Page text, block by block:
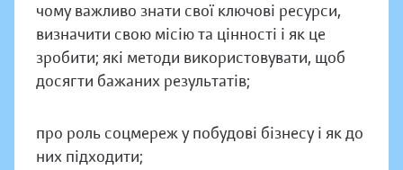
чому важливо знати свої ключові ресурси,
визначити свою місію та цінності і як це
зробити; які методи використовувати, щоб
досягти бажаних результатів;
про роль соцмереж у побудові бізнесу і як до
них підходити;